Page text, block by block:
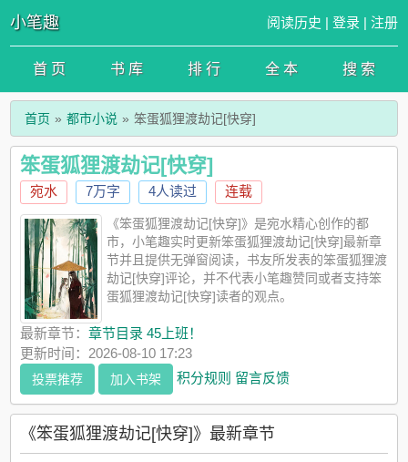
小笔趣 阅读历史 | 登录 | 注册
首 页 书 库 排 行 全 本 搜 索
首页 都市小说 笨蛋狐狸渡劫记[快穿]
笨蛋狐狸渡劫记[快穿]
宛水 7万字 4人读过 连载
《笨蛋狐狸渡劫记[快穿]》是宛水精心创作的都
市，小笔趣实时更新笨蛋狐狸渡劫记[快穿]最新章
节并且提供无弹窗阅读，书友所发表的笨蛋狐狸渡
劫记[快穿]评论，并不代表小笔趣赞同或者支持笨
蛋狐狸渡劫记[快穿]读者的观点。
最新章节：章节目录 45上班！
更新时间：2026-08-10 17:23
投票推荐 加入书架 积分规则 留言反馈
《笨蛋狐狸渡劫记[快穿]》最新章节